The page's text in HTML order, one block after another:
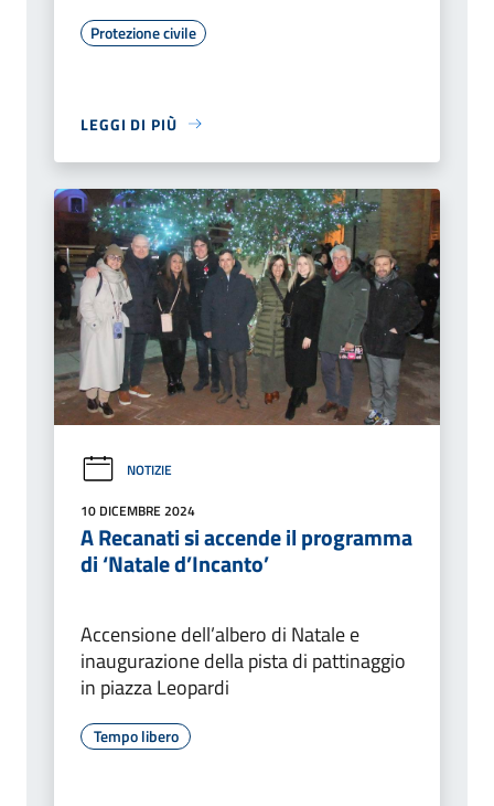
Protezione civile
LEGGI DI PIÙ
NOTIZIE
10 DICEMBRE 2024
A Recanati si accende il programma
di ‘Natale d’Incanto’
Accensione dell’albero di Natale e
inaugurazione della pista di pattinaggio
in piazza Leopardi
Tempo libero